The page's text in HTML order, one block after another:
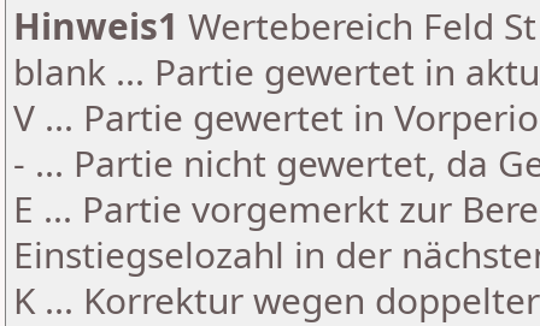
Hinweis1 Wertebereich Feld
blank ... Partie gewertet in
V ... Partie gewertet in
- ... Partie nicht gewertet, da
E ... Partie vorgemerkt zur
Einstiegselozahl in der
K ... Korrektur wegen